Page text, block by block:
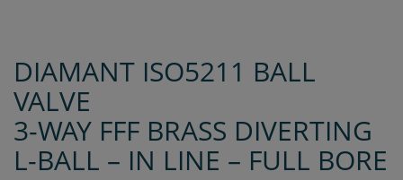
DIAMANT ISO5211 BALL
VALVE
3-WAY FFF BRASS DIVERTING
L-BALL – IN LINE – FULL BORE